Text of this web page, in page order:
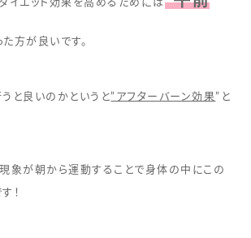
イエット効果を高めるためには
方が良いです。
と良いのかというと”アフターバーン効果”と
象が朝から運動することで身体の中にこの
！